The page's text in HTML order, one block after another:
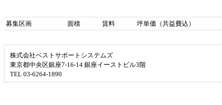
募集区画 面積 賃料 坪単価（共益費込）
株式会社ベストサポートシステムズ
東京都中央区銀座7-16-14 銀座イーストビル3階
TEL 03-6264-1890